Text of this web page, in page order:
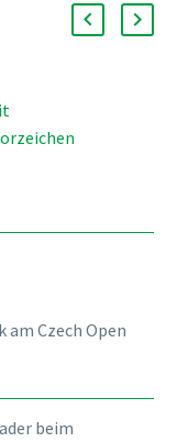
an.
am Czech Open
beim